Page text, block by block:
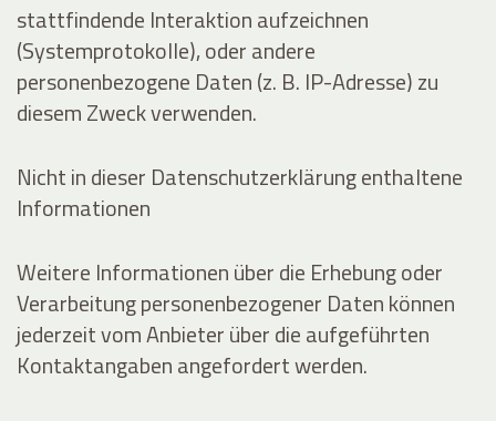
stattfindende Interaktion aufzeichnen
(Systemprotokolle), oder andere
personenbezogene Daten (z. B. IP-Adresse) zu
diesem Zweck verwenden.
Nicht in dieser Datenschutzerklärung enthaltene
Informationen
Weitere Informationen über die Erhebung oder
Verarbeitung personenbezogener Daten können
jederzeit vom Anbieter über die aufgeführten
Kontaktangaben angefordert werden.